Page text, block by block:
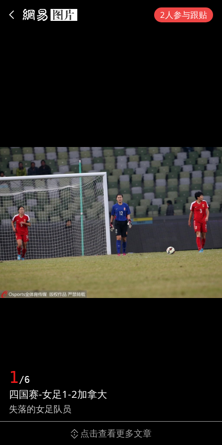
2人参与跟贴
1/6
四国赛-女足1-2加拿大
失落的女足队员
点击查看更多文章